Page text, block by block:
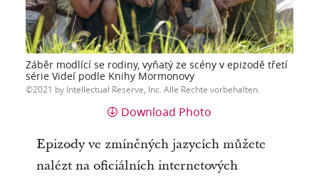
Záběr modlící se rodiny, vyňatý ze scény v epizodě třetí
série Videí podle Knihy Mormonovy
2021 by Intellectual Reserve, Inc. Alle Rechte vorbehalten.
Download Photo
Epizody ve zmíněných jazycích můžete
nalézt na oficiálních internetových